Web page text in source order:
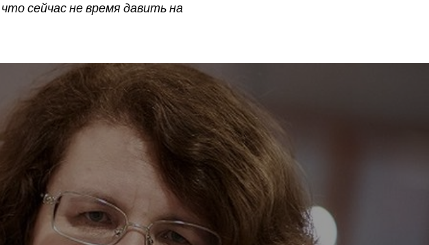
сейчас не время давить на